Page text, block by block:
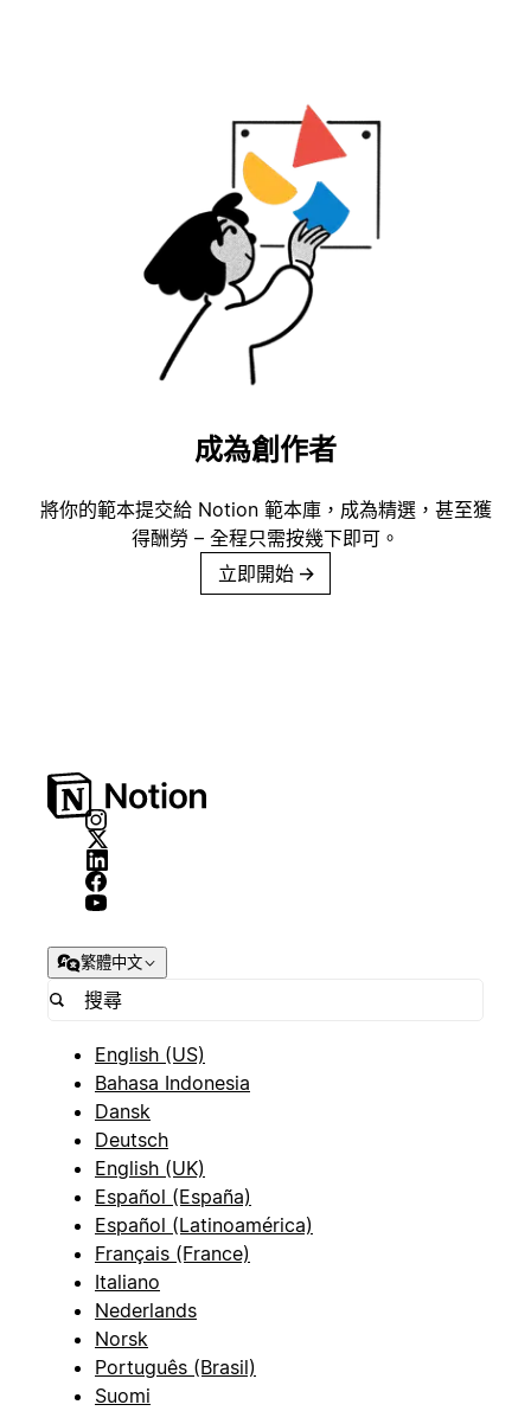
成為創作者
將你的範本提交給 Notion 範本庫，成為精選，甚至獲
得酬勞 – 全程只需按幾下即可。
立即開始 →
繁體中文
English (US)
Bahasa Indonesia
Dansk
Deutsch
English (UK)
Español (España)
Español (Latinoamérica)
Français (France)
Italiano
Nederlands
Norsk
Português (Brasil)
Suomi